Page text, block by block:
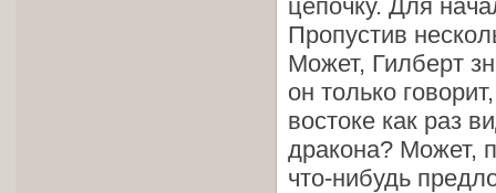
цепочку. Для
Пропустив
Может, Гилберт
он только
востоке как раз
дракона? Может,
что-нибудь